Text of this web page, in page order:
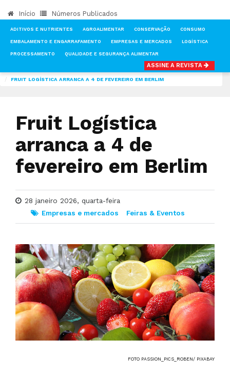
Início Números Publicados
ADITIVOS E NUTRIENTES AGROALIMENTAR CONSERVAÇÃO CONSUMO
EMBALAMENTO E ENGARRAFAMENTO EMPRESAS E MERCADOS LOGÍSTICA
PROCESSAMENTO QUALIDADE E SEGURANÇA ALIMENTAR
ASSINE A REVISTA
FRUIT LOGÍSTICA ARRANCA A 4 DE FEVEREIRO EM BERLIM
Fruit Logística
arranca a 4 de
fevereiro em Berlim
28 janeiro 2026, quarta-feira
Empresas e mercados
Feiras & Eventos
FOTO PASSION_PICS_ROBEN/ PIXABAY